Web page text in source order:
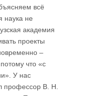
всё
наука не
академия
проекты
–
что «с
У нас
профессор В. Н.